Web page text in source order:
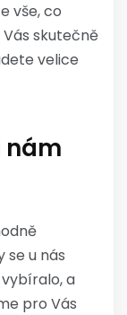
vše, co
skutečně
velice
nám
se u nás
a
pro Vás